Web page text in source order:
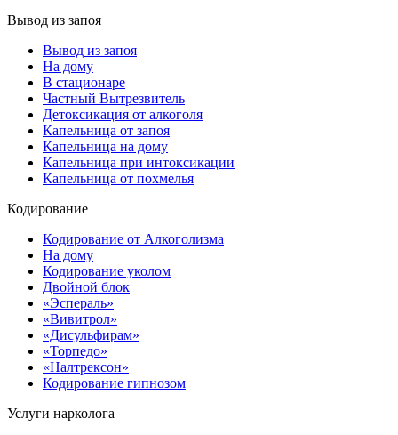
Вывод из запоя
Вывод из запоя
На дому
В стационаре
Частный Вытрезвитель
Детоксикация от алкоголя
Капельница от запоя
Капельница на дому
Капельница при интоксикации
Капельница от похмелья
Кодирование
Кодирование от Алкоголизма
На дому
Кодирование уколом
Двойной блок
«Эспераль»
«Вивитрол»
«Дисульфирам»
«Торпедо»
«Налтрексон»
Кодирование гипнозом
Услуги нарколога